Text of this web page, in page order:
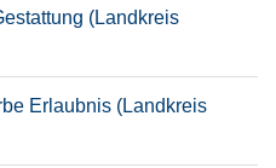
(Landkreis
Erlaubnis (Landkreis